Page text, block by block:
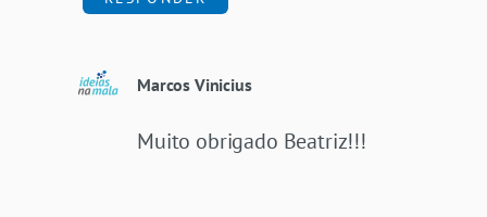
Marcos Vinicius
Muito obrigado Beatriz!!!